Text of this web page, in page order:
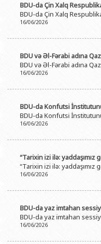
BDU-da Çin Xalq
BDU-da Çin Xalq
16/06/2026
BDU və Əl-Fərabi adına
BDU və Əl-Fərabi adına
16/06/2026
BDU-da Konfutsi
BDU-da Konfutsi
16/06/2026
“Tarixin izi ilə: yaddaşımız
“Tarixin izi ilə: yaddaşımız
16/06/2026
BDU-da yaz imtahan
BDU-da yaz imtahan
16/06/2026